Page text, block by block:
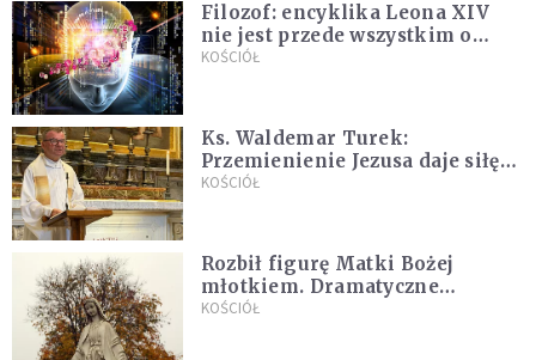
Filozof: encyklika Leona XIV
nie jest przede wszystkim o
sztucznej inteligencji
KOŚCIÓŁ
Ks. Waldemar Turek:
Przemienienie Jezusa daje siłę
do pokonywania przeciwności
KOŚCIÓŁ
Rozbił figurę Matki Bożej
młotkiem. Dramatyczne
nagranie w sieci
KOŚCIÓŁ